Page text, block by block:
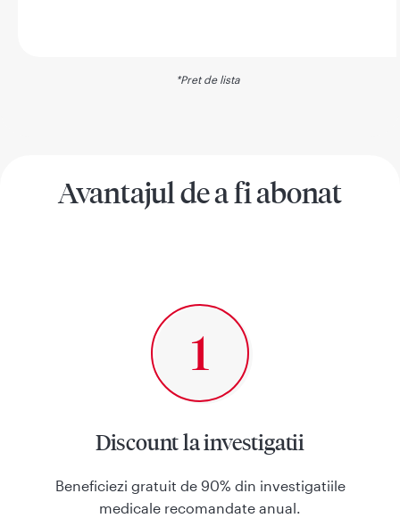
*Pret de lista
Avantajul de a fi abonat
Discount la investigatii
Beneficiezi gratuit de 90% din investigatiile
medicale recomandate anual.